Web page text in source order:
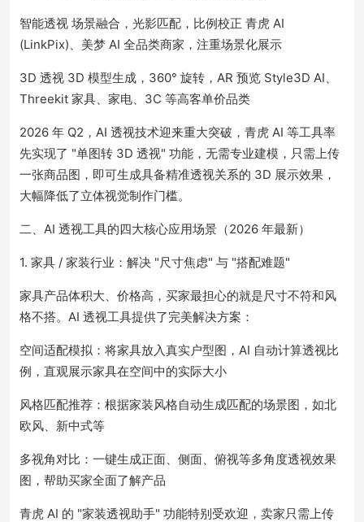
智能透视 场景融合，光影匹配，比例校正 青虎 AI
(LinkPix)、美梦 AI 全品类商家，注重场景化展示
3D 透视 3D 模型生成，360° 旋转，AR 预览 Style3D AI、
Threekit 家具、家电、3C 等高客单价品类
2026 年 Q2，AI 透视技术迎来重大突破，青虎 AI 等工具率
先实现了 "单图转 3D 透视" 功能，无需专业建模，只需上传
一张商品图，即可生成具备精准透视关系的 3D 展示效果，
大幅降低了立体视觉制作门槛。
二、AI 透视工具的四大核心应用场景（2026 年最新）
1. 家具 / 家装行业：解决 "尺寸焦虑" 与 "搭配难题"
家具产品体积大、价格高，买家最担心的就是尺寸不符和风
格不搭。AI 透视工具提供了完美解决方案：
空间适配模拟：将家具放入真实户型图，AI 自动计算透视比
例，直观展示家具在空间中的实际大小
风格匹配推荐：根据家装风格自动生成匹配的场景图，如北
欧风、新中式等
多视角对比：一键生成正面、侧面、俯视等多角度透视效果
图，帮助买家全面了解产品
青虎 AI 的 "家装透视助手" 功能特别受欢迎，卖家只需上传